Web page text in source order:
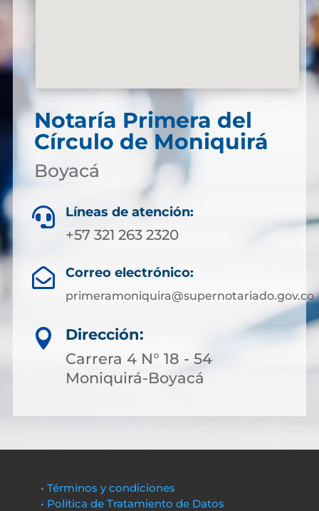
Notaría Primera del
Círculo de Moniquirá
Boyacá
 Líneas de atención:
+57 321 263 2320
 Correo electrónico:
primeramoniquira@supernotariado.gov.co

Dirección:
Carrera 4 N° 18 - 54
Moniquirá-Boyacá
• Términos y condiciones
• Política de Tratamiento de Datos